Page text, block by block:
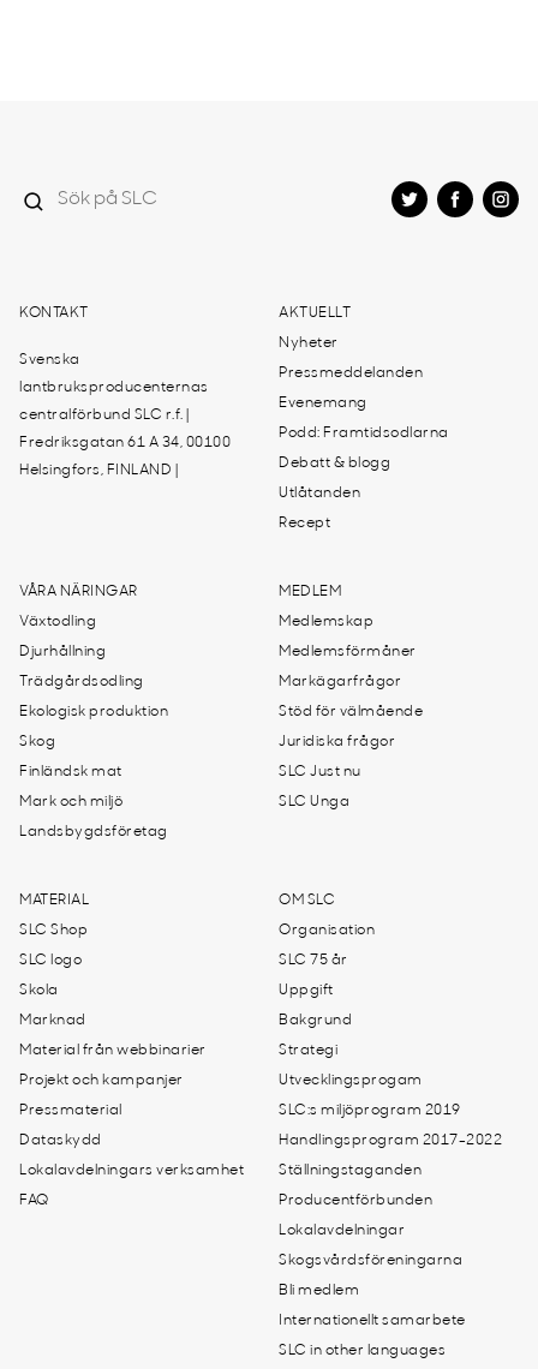
KONTAKT
Svenska
lantbruksproducenternas
centralförbund SLC r.f. |
Fredriksgatan 61 A 34, 00100
Helsingfors, FINLAND |
AKTUELLT
Nyheter
Pressmeddelanden
Evenemang
Podd: Framtidsodlarna
Debatt & blogg
Utlåtanden
Recept
VÅRA NÄRINGAR
Växtodling
Djurhållning
Trädgårdsodling
Ekologisk produktion
Skog
Finländsk mat
Mark och miljö
Landsbygdsföretag
MEDLEM
Medlemskap
Medlemsförmåner
Markägarfrågor
Stöd för välmående
Juridiska frågor
SLC Just nu
SLC Unga
MATERIAL
SLC Shop
SLC logo
Skola
Marknad
Material från webbinarier
Projekt och kampanjer
Pressmaterial
Dataskydd
Lokalavdelningars verksamhet
FAQ
OM SLC
Organisation
SLC 75 år
Uppgift
Bakgrund
Strategi
Utvecklingsprogam
SLC:s miljöprogram 2019
Handlingsprogram 2017-2022
Ställningstaganden
Producentförbunden
Lokalavdelningar
Skogsvårdsföreningarna
Bli medlem
Internationellt samarbete
SLC in other languages